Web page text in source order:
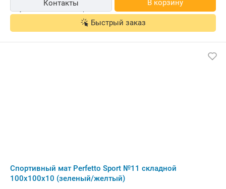
Контакты В корзину
Быстрый заказ
Cпортивный мат Perfetto Sport №11 складной
100x100x10 (зеленый/желтый)